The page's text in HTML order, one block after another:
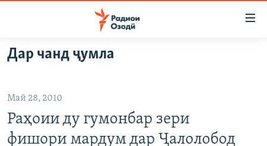
Ҷаҳиш
ба
аслӣ
ба
феҳристи
ГӮШАҲО
ҶОМЕА
САЛОМ, ХОҲАР
Дар чанд ҷумла
Май 28, 2010
Раҳоии ду гумонбар зери
фишори мардум дар Ҷалолобод